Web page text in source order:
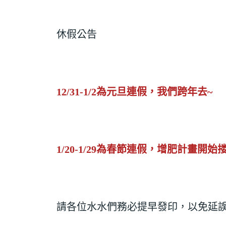
休假公告
12/31-1/2為元旦連假，我們跨年去~
1/20-1/29為春節連假，增肥計畫開始
請各位水水們務必提早發印，以免延